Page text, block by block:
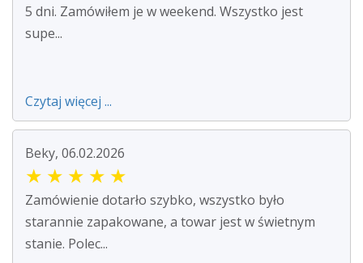
5 dni. Zamówiłem je w weekend. Wszystko jest
supe...
Czytaj więcej ...
Beky, 06.02.2026
★ ★ ★ ★ ★
Zamówienie dotarło szybko, wszystko było
starannie zapakowane, a towar jest w świetnym
stanie. Polec...